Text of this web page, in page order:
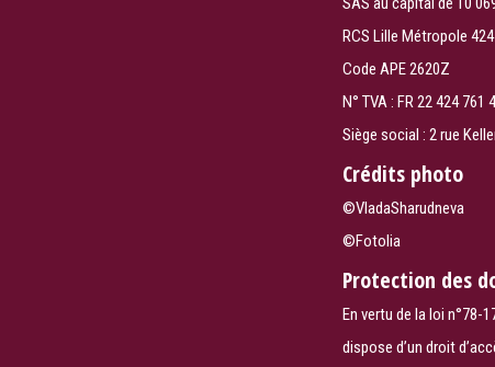
RCS Lille Métropole
Code APE 2620Z
N° TVA : FR 22 424 761
Siège social : 2 rue
Crédits photo
©VladaSharudneva
©Fotolia
Protection des
En vertu de la loi n°78-
dispose d’un droit